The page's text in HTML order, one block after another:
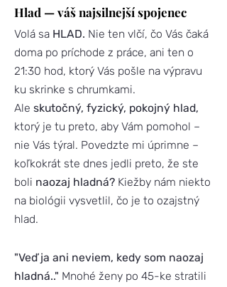
Hlad — váš najsilnejší spojenec
Volá sa HLAD. Nie ten vlčí, čo Vás čaká
doma po príchode z práce, ani ten o
21:30 hod, ktorý Vás pošle na výpravu
ku skrinke s chrumkami.
Ale skutočný, fyzický, pokojný hlad,
ktorý je tu preto, aby Vám pomohol –
nie Vás týral. Povedzte mi úprimne –
koľkokrát ste dnes jedli preto, že ste
boli naozaj hladná? Kiežby nám niekto
na biológii vysvetlil, čo je to ozajstný
hlad.
"Veď ja ani neviem, kedy som naozaj
hladná.." Mnohé ženy po 45-ke stratili